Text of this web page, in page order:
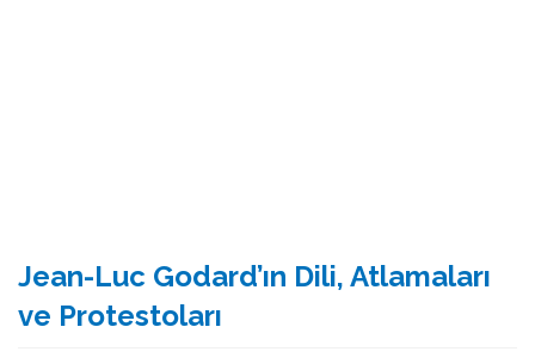
Jean-Luc Godard’ın Dili, Atlamaları
ve Protestoları